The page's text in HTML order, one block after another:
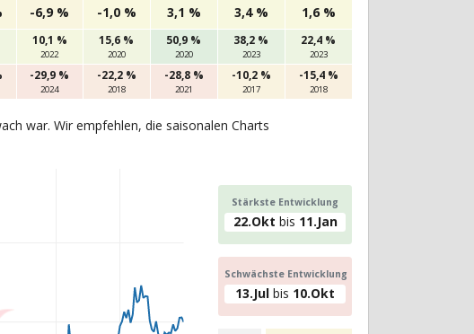
-6,9 % -1,0 % 3,1 % 3,4 % 1,6 %
10,1 %
2022
15,6 %
2020
50,9 %
2020
38,2 %
2023
22,4 %
2023
-29,9 %
2024
-22,2 %
2018
-28,8 %
2021
-10,2 %
2017
-15,4 %
2018
war. Wir empfehlen, die saisonalen Charts
Stärkste Entwicklung
22.Okt bis 11.Jan
Schwächste Entwicklung
13.Jul bis 10.Okt